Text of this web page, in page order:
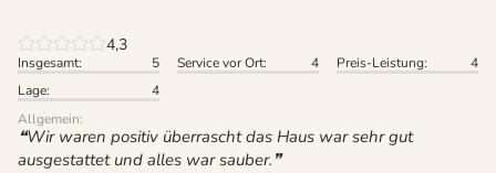
4,3
Insgesamt: 5 Service vor Ort: 4 Preis-Leistung:
4
Lage:
4
Allgemein:
Wir waren positiv überrascht das Haus war sehr gut
ausgestattet und alles war sauber.